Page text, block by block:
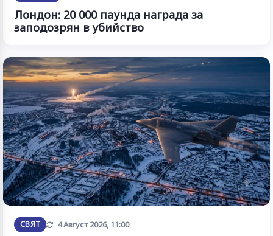
Лондон: 20 000 паунда награда за
заподозрян в убийство
СВЯТ Обновена
4 Август 2026, 11:00